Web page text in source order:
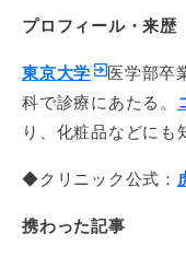
プロフィール・来歴
東京大学 医学部卒
科で診療にあたる。
り、化粧品などにも
◆クリニック公式：
携わった記事